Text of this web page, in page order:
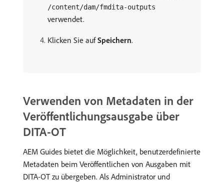
/content/dam/fmdita-outputs
verwendet.
Klicken Sie aufSpeichern.
Verwenden von Metadaten in der
Veröffentlichungsausgabe über
DITA-OT
AEM Guides bietet die Möglichkeit, benutzerdefinierte
Metadaten beim Veröffentlichen von Ausgaben mit
DITA-OT zu übergeben. Als Administrator und